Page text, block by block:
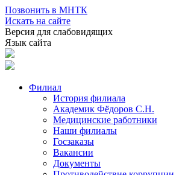
Позвонить в МНТК
Искать на сайте
Версия для слабовидящих
Язык сайта
Филиал
История филиала
Академик Фёдоров С.Н.
Медицинские работники
Наши филиалы
Госзаказы
Вакансии
Документы